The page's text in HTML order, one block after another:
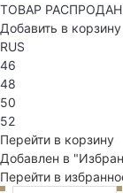
ТОВАР РАСПРОДАН
Добавить в
RUS
46
48
50
52
Перейти в корзину
Добавлен в
Перейти в